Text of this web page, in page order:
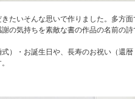
たいそんな思いで作りました。多方面
の気持ちを素敵な書の作品の名前の詩
）・お誕生日や、長寿のお祝い（還暦